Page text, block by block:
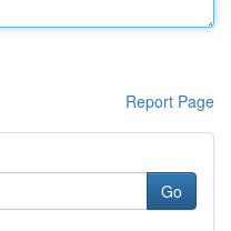
Report Page
Go